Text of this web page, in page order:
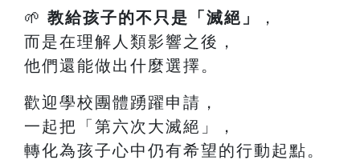
🌱 教給孩子的不只是「滅絕」
，
而是在理解人類影響之後，
他們還能做出什麼選擇。
歡迎學校團體踴躍申請，
一起把「第六次大滅絕」，
轉化為孩子心中仍有希望的行動起點。